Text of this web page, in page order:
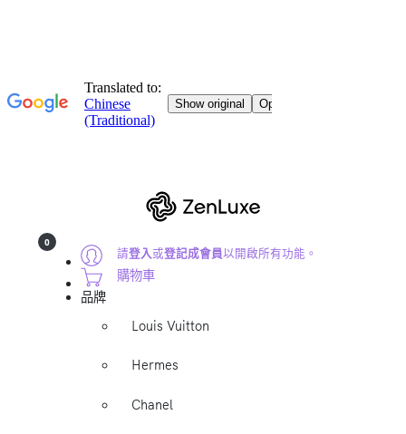
請登入或登記成會員以開啟所有功能。
0
購物車
品牌
Louis Vuitton
Hermes
Chanel